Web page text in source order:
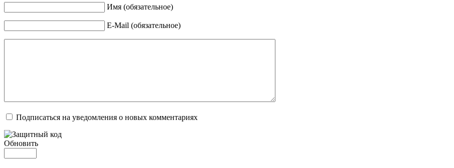
Имя (обязательное)
E-Mail (обязательное)
Подписаться на уведомления о новых комментариях
Обновить